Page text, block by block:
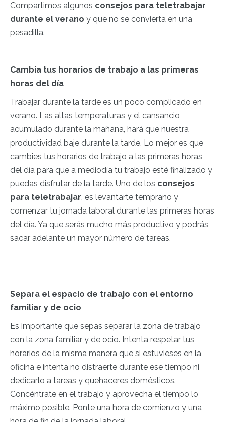
Compartimos algunos consejos para teletrabajar
durante el verano y que no se convierta en una
pesadilla.
Cambia tus horarios de trabajo a las primeras
horas del día
Trabajar durante la tarde es un poco complicado en
verano. Las altas temperaturas y el cansancio
acumulado durante la mañana, hará que nuestra
productividad baje durante la tarde. Lo mejor es que
cambies tus horarios de trabajo a las primeras horas
del día para que a mediodía tu trabajo esté finalizado y
puedas disfrutar de la tarde. Uno de los consejos
para teletrabajar, es levantarte temprano y
comenzar tu jornada laboral durante las primeras horas
del día. Ya que serás mucho más productivo y podrás
sacar adelante un mayor número de tareas.
Separa el espacio de trabajo con el entorno
familiar y de ocio
Es importante que sepas separar la zona de trabajo
con la zona familiar y de ocio. Intenta respetar tus
horarios de la misma manera que si estuvieses en la
oficina e intenta no distraerte durante ese tiempo ni
dedicarlo a tareas y quehaceres domésticos.
Concéntrate en el trabajo y aprovecha el tiempo lo
máximo posible. Ponte una hora de comienzo y una